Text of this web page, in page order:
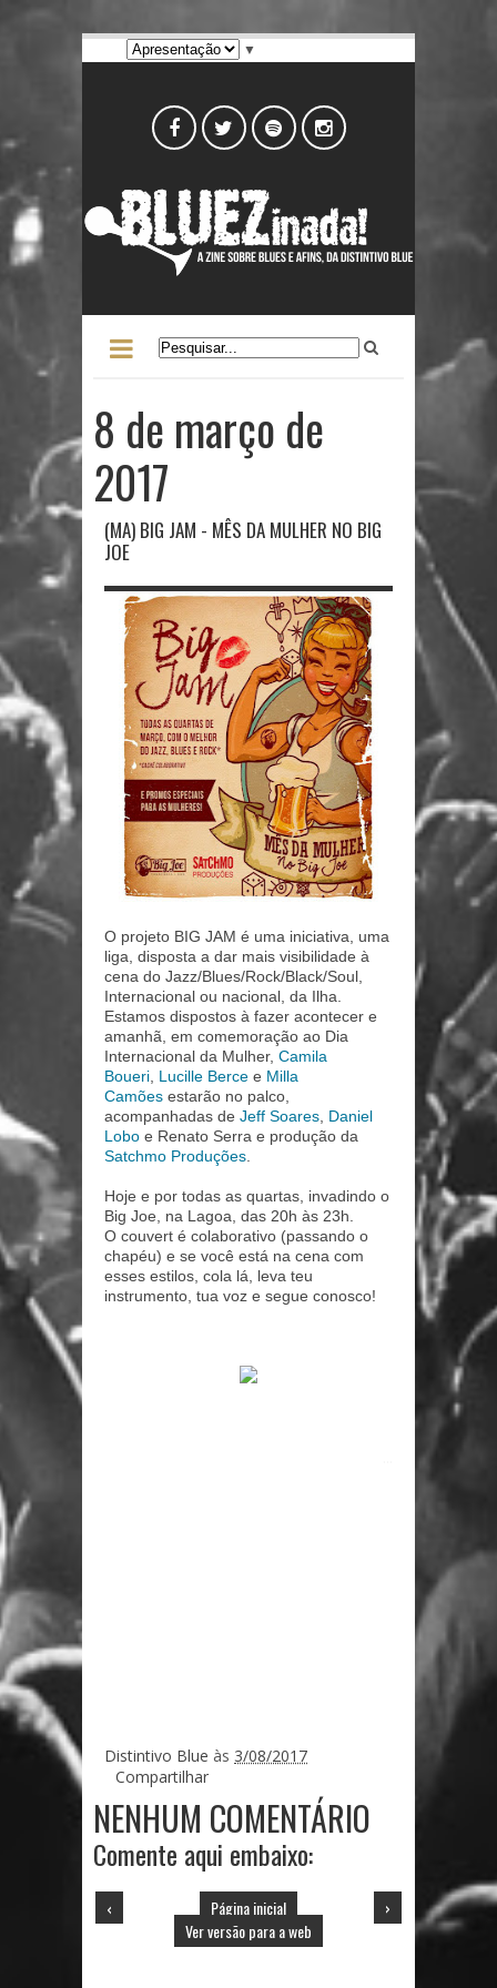
▼
8 de março de
2017
(MA) BIG JAM - MÊS DA MULHER NO BIG
JOE
O projeto BIG JAM é uma iniciativa, uma
liga, disposta a dar mais visibilidade à
cena do Jazz/Blues/Rock/Black/Soul,
Internacional ou nacional, da Ilha.
Estamos dispostos à fazer acontecer e
amanhã, em comemoração ao Dia
Internacional da Mulher, Camila
Boueri Lucille Berce e Milla
Camões estarão no palco,
acompanhadas de Jeff Soares Daniel
Lobo e Renato Serra e produção da
Satchmo Produções
Hoje e por todas as quartas, invadindo o
Big Joe, na Lagoa, das 20h às 23h.
O couvert é colaborativo (passando o
chapéu) e se você está na cena com
esses estilos, cola lá, leva teu
instrumento, tua voz e segue conosco!
Distintivo Blue às 3/08/2017
Compartilhar
NENHUM COMENTÁRIO
Comente aqui embaixo:
‹ ›
Página inicial
Ver versão para a web